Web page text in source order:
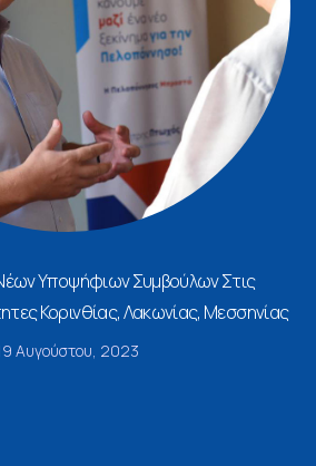
Υποψήφιων Συμβούλων Στις
Κορινθίας, Λακωνίας, Μεσσηνίας
Αυγούστου, 2023